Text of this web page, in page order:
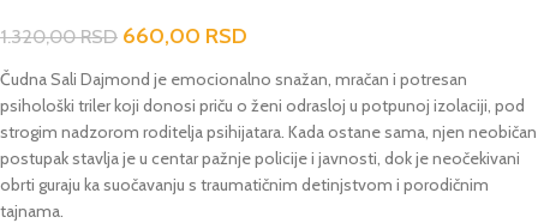
1.320,00RSD 660,00 RSD
Čudna Sali Dajmond je emocionalno snažan, mračan i potresan
psihološki triler koji donosi priču o ženi odrasloj u potpunoj izolaciji, pod
strogim nadzorom roditelja psihijatara. Kada ostane sama, njen neobičan
postupak stavlja je u centar pažnje policije i javnosti, dok je neočekivani
obrti guraju ka suočavanju s traumatičnim detinjstvom i porodičnim
tajnama.